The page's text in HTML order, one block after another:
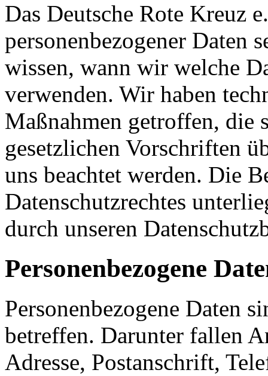
Das Deutsche Rote Kreuz
personenbezogener Daten
wissen, wann wir welche
verwenden. Wir haben
Maßnahmen getroffen, die
gesetzlichen Vorschriften
uns beachtet werden. Die
Datenschutzrechtes
durch unseren
Personenbezogene
Personenbezogene Daten
betreffen. Darunter fallen
Adresse, Postanschrift,